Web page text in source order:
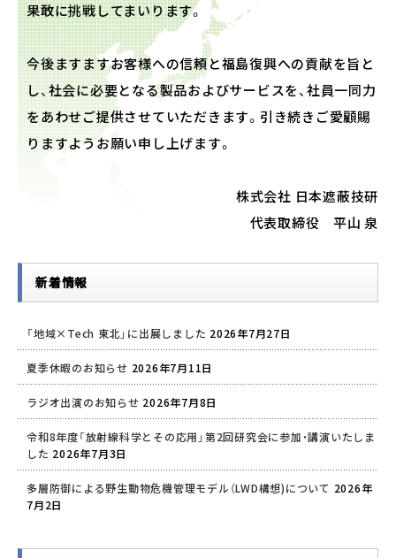
果敢に挑戦してまいります。
今後ますますお客様への信頼と福島復興への貢献を旨と
し、社会に必要となる製品およびサービスを、社員一同力
をあわせご提供させていただきます。引き続きご愛顧賜
りますようお願い申し上げます。
株式会社 日本遮蔽技研
代表取締役 平山 泉
新着情報
「地域×Tech 東北」に出展しました 2026年7月27日
夏季休暇のお知らせ 2026年7月11日
ラジオ出演のお知らせ 2026年7月8日
令和8年度「放射線科学とその応用」第2回研究会に参加・講演いたしま
した 2026年7月3日
多層防御による野生動物危機管理モデル（LWD構想)について 2026年
7月2日